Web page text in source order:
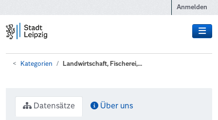
Anmelden
Kategorien Landwirtschaft, Fischerei,...
Datensätze Über uns